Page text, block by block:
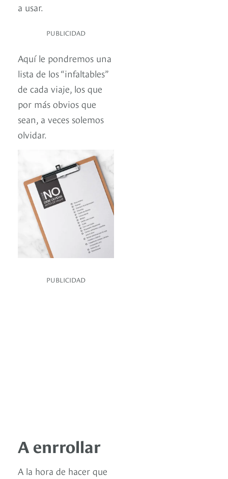
a usar.
PUBLICIDAD
Aquí le pondremos una
lista de los “infaltables”
de cada viaje, los que
por más obvios que
sean, a veces solemos
olvidar.
PUBLICIDAD
A enrrollar
A la hora de hacer que